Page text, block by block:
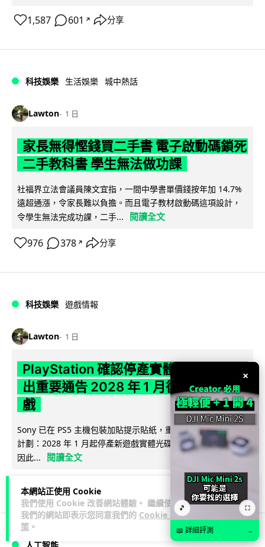
本網站正使用 Cookie
我們使用 Cookie 改善網站體驗。 繼續使用
我們的網站即表示您同意我們的 Cookie 政
策 。
1,587 601 ↗ 分享
科技娛樂 生活娛樂 城中熱話
Lawton 1 日
家長無得慳錢買二手書 電子啟動碼鎖死
二手教科書 學生無法做功課
社福界立法會議員陳文宜指，一間中學書單價錢按年加 14.7%
遠超通漲，令家長難以負擔。而且電子教材啟動碼這項設計，
令學生無法完成功課，二手...
閱讀全文
976 378 ↗ 分享
科技娛樂 遊戲情報
Lawton 1 日
PlayStation 確認停產實體光碟 包裝印
出重要通告 2028 年 1 月後不出光碟遊
戲
Sony 已在 PS5 主機包裝加貼提示貼紙，重申官方 7 月已公布
計劃：2028 年 1 月起停產新遊戲實體光碟。分析師預期 PS6
因此...
閱讀全文
175
×
🎵 ⛶
📖 詳細評測 →